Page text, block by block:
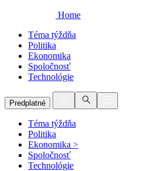
Home
Téma týždňa
Politika
Ekonomika
Spoločnosť
Technológie
Predplatné
Téma týždňa
Politika
Ekonomika >
Spoločnosť
Technológie